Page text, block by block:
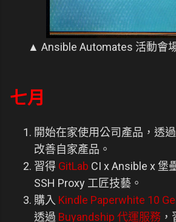
▲ Ansible Automates 活動會
七月
開始在家使用公司產品，透
改善自家產品。
習得 GitLab CI x Ansible x 堡
SSH Proxy 工匠技藝。
購入 Kindle Paperwhite 10
透過 Buyandship 代運服務